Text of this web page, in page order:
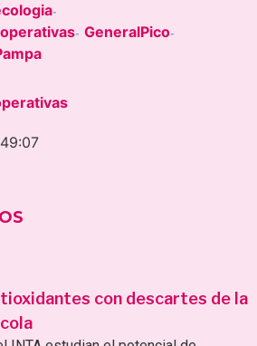
-
- GeneralPico-
con descartes de la